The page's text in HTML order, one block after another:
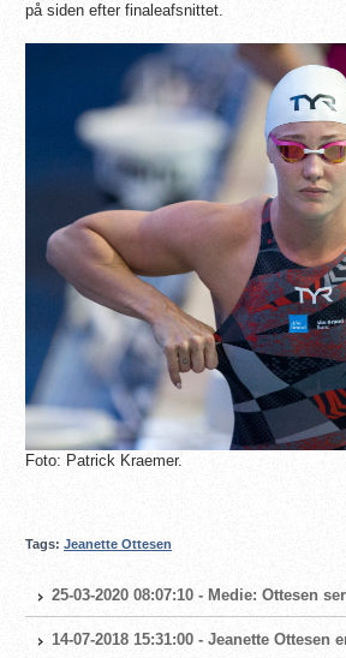
på siden efter finaleafsnittet.
Foto: Patrick Kraemer.
Tags: Jeanette Ottesen
25-03-2020 08:07:10 - Medie: Ottesen
14-07-2018 15:31:00 - Jeanette